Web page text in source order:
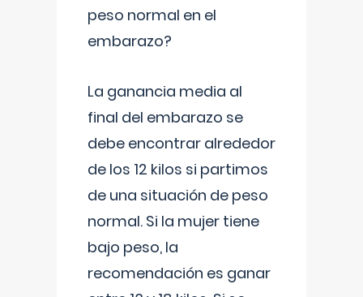
peso normal en el
embarazo?
La ganancia media al
final del embarazo se
debe encontrar alrededor
de los 12 kilos si partimos
de una situación de peso
normal. Si la mujer tiene
bajo peso, la
recomendación es ganar